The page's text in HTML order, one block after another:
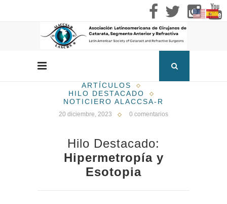
ARTÍCULOS
HILO DESTACADO
NOTICIERO ALACCSA-R
20 diciembre, 2023 0 comentarios
Hilo Destacado:
Hipermetropía y
Esotopia